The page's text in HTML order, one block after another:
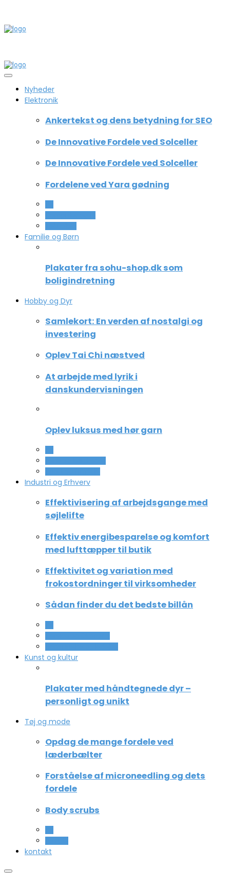
Nyheder
Elektronik
Ankertekst og dens betydning for SEO
De Innovative Fordele ved Solceller
De Innovative Fordele ved Solceller
Fordelene ved Yara gødning
Familie og Børn
Plakater fra sohu-shop.dk som
boligindretning
Hobby og Dyr
Samlekort: En verden af nostalgi og
investering
Oplev Tai Chi næstved
At arbejde med lyrik i
danskundervisningen
Oplev luksus med hør garn
Industri og Erhverv
Effektivisering af arbejdsgange med
søjlelifte
Effektiv energibesparelse og komfort
med lufttæpper til butik
Effektivitet og variation med
frokostordninger til virksomheder
Sådan finder du det bedste billån
Kunst og kultur
Plakater med håndtegnede dyr –
personligt og unikt
Tøj og mode
Opdag de mange fordele ved
læderbælter
Forståelse af microneedling og dets
fordele
Body scrubs
kontakt